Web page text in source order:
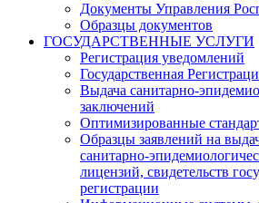
Документы Управления
Образцы документов
ГОСУДАРСТВЕННЫЕ УСЛУГИ
Регистрация уведомлений
Государственная
Выдача санитарно-
заключений
Оптимизированные
Образцы заявлений на
санитарно-
лицензий, свидетельств
регистрации